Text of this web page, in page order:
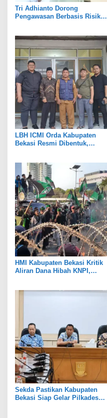
Tri Adhianto Dorong
Pengawasan Berbasis Risiko,
LBH ICMI Orda Kabupaten
Bekasi Resmi Dibentuk,
HMI Kabupaten Bekasi Kritik
Aliran Dana Hibah KNPI,
Sekda Pastikan Kabupaten
Bekasi Siap Gelar Pilkades